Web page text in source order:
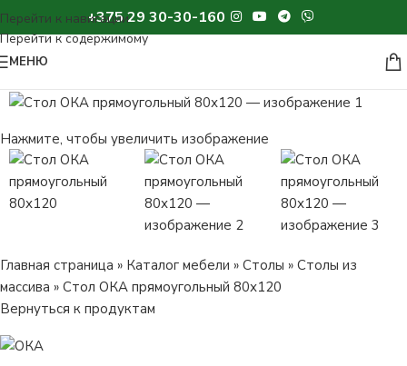
+375 29 30-30-160
МЕНЮ
Нажмите, чтобы увеличить изображение
Главная страница » Каталог мебели » Столы » Столы из
массива » Стол ОКА прямоугольный 80х120
Вернуться к продуктам